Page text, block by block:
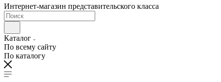
Интернет-магазин представительского класса
Каталог
По всему сайту
По каталогу